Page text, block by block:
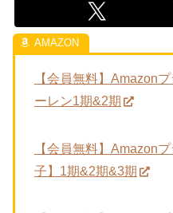
【会員無料】Amazon
ーレン1期&2期
【会員無料】Amazon
子】1期&2期&3期